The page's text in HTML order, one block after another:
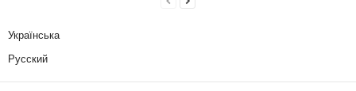
Українська
Русский